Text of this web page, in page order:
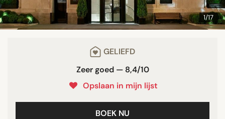
1/17
GELIEFD
Zeer goed — 8,4/10
Opslaan in mijn lijst
BOEK NU